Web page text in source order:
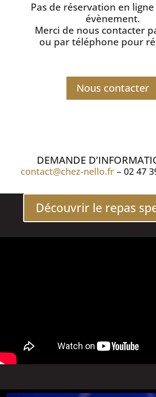
Pas de réservation en
évènement.
Merci de nous contacter
ou par téléphone pour
Nous contacter
DEMANDE
contact@chez-nello.fr – 02 47
Découvrir le repas